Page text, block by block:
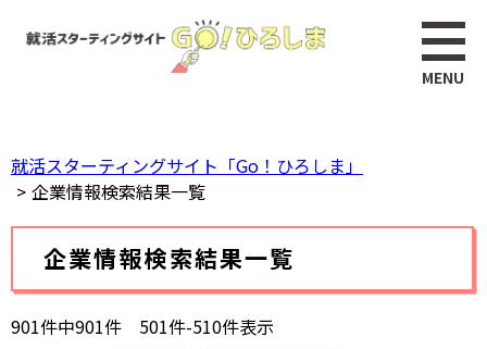
で
す。
就活スターティングサイト「Go！ひろしま」
企業情報検索結果一覧
企業情報検索結果一覧
901件中901件 501件-510件表示